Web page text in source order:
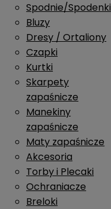
Spodnie/Spodenki
Bluzy
Dresy / Ortaliony
Czapki
Kurtki
Skarpety
zapaśnicze
Manekiny
zapaśnicze
Maty zapaśnicze
Akcesoria
Torby i Plecaki
Ochraniacze
Breloki